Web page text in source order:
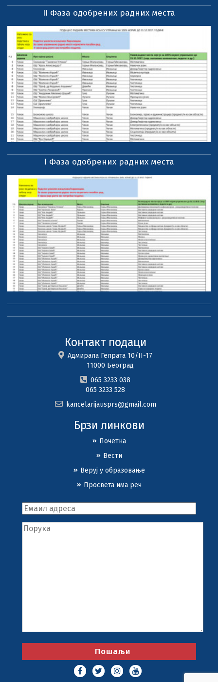
II Фаза одобрених радних места
I Фаза одобрених радних места
Контакт подаци
Адмирала Гепрата 10/II-17
11000 Београд
065 3233 038
065 3233 528
kancelarijausprs@gmail.com
Брзи линкови
Почетна
Вести
Веруј у образовање
Просвета има реч